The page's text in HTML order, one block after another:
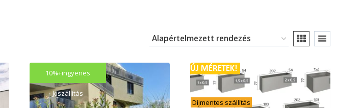
10%+ingyenes
kiszállítás
Díjmentes szállítás